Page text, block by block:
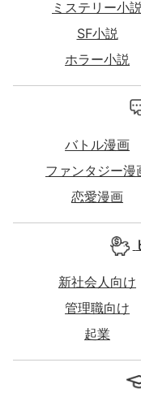
ミステリー小
SF小説
ホラー小説
バトル漫画
ファンタジー漫
恋愛漫画
新社会人向け
管理職向け
起業